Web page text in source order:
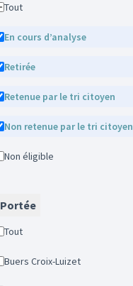
Tout
En cours d’analyse
Retirée
Retenue par le tri citoyen
Non retenue par le tri citoyen
Non éligible
Portée
Tout
Buers Croix-Luizet